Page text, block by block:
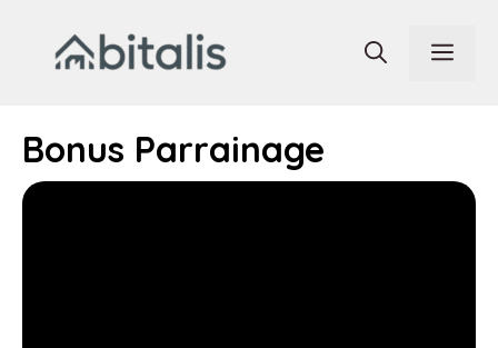
contenu
Bonus Parrainage